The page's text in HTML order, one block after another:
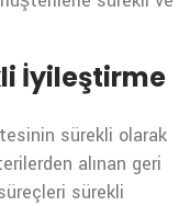
İyileştirme
sürekli olarak
alınan geri
sürekli